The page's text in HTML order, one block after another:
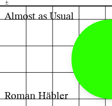
±
Almost as Usual
Roman Häbler
H